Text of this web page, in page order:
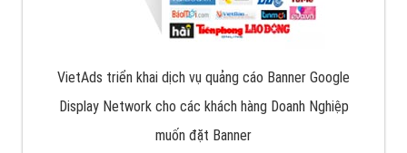
VietAds triển khai dịch vụ quảng cáo Banner Google
Display Network cho các khách hàng Doanh Nghiệp
muốn đặt Banner